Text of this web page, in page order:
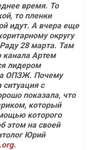
время. То
то пленки
идут. А вчера еще
округу
28 марта. Там
Артем
лидером
ОПЗЖ. Почему
ситуация с
показала, что
который
которого
этом на своей
Юрий
.